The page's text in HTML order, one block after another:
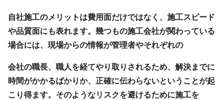
自社施工のメリットは費用面だけではなく、施工スピード
や品質面にも表れます。幾つもの施工会社が関わっている
場合には、現場からの情報が管理者やそれぞれの
会社の職長、職人を経てやり取りされるため、解決までに
時間がかかるばかりか、正確に伝わらないということが起
こり得ます。そのようなリスクを避けるために施工を